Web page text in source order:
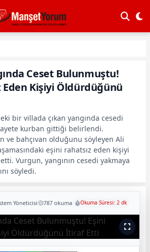
Ceset Bulunmuştu!
Eden Kişiyi Öldürdüğünü
bir villada çıkan yangında cesedi
kurban gittiği belirlendi.
ve bahçıvan olduğunu söyleyen Ali
eşini rahatsız eden kişiyi
Vurgun, yangının cesedi yakmaya
söyledi.
Yöneticisi 787 okuma Okuma Süresi: 2 dk